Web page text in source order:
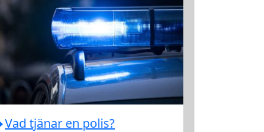
Vad tjänar en polis?